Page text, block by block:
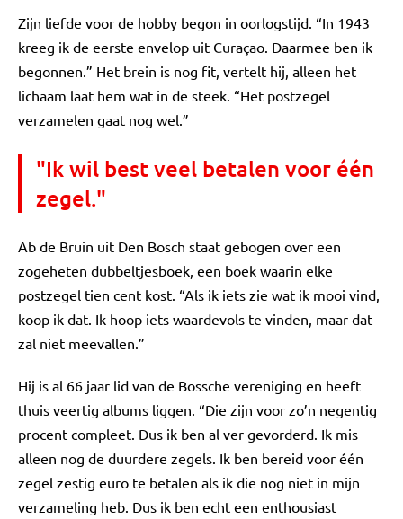
Zijn liefde voor de hobby begon in oorlogstijd. “In 1943
kreeg ik de eerste envelop uit Curaçao. Daarmee ben ik
begonnen.” Het brein is nog fit, vertelt hij, alleen het
lichaam laat hem wat in de steek. “Het postzegel
verzamelen gaat nog wel.”
"Ik wil best veel betalen voor één
zegel."
Ab de Bruin uit Den Bosch staat gebogen over een
zogeheten dubbeltjesboek, een boek waarin elke
postzegel tien cent kost. “Als ik iets zie wat ik mooi vind,
koop ik dat. Ik hoop iets waardevols te vinden, maar dat
zal niet meevallen.”
Hij is al 66 jaar lid van de Bossche vereniging en heeft
thuis veertig albums liggen. “Die zijn voor zo’n negentig
procent compleet. Dus ik ben al ver gevorderd. Ik mis
alleen nog de duurdere zegels. Ik ben bereid voor één
zegel zestig euro te betalen als ik die nog niet in mijn
verzameling heb. Dus ik ben echt een enthousiast